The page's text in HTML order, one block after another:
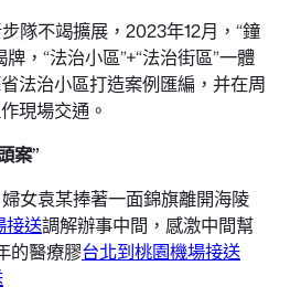
隊不竭擴展，2023年12月，“鐘
，“法治小區”+“法治街區”一體
法治小區打造案例匯編，并在周
現場交通。
案”
女袁某捧著一面錦旗離開海陵
接送調解辦事中間，感激中間幫
的醫療膠台北到桃園機場接送